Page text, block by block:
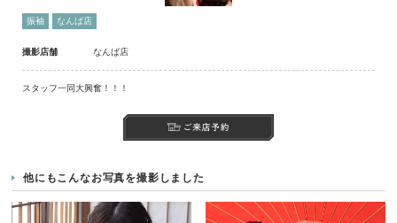
振袖 なんば店
撮影店舗 なんば店
スタッフ一同大興奮！！！
他にもこんなお写真を撮影しました